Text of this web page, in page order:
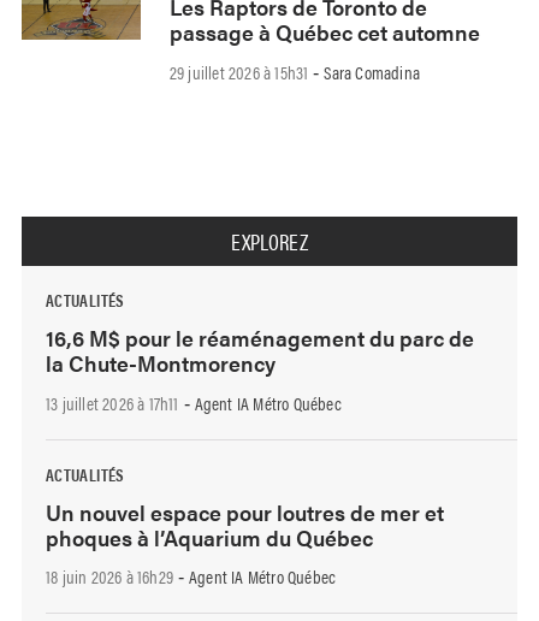
Les Raptors de Toronto de
passage à Québec cet automne
29 juillet 2026 à 15h31 -Sara Comadina
EXPLOREZ
ACTUALITÉS
16,6 M$ pour le réaménagement du parc de
la Chute-Montmorency
13 juillet 2026 à 17h11 - Agent IA Métro Québec
ACTUALITÉS
Un nouvel espace pour loutres de mer et
phoques à l’Aquarium du Québec
18 juin 2026 à 16h29 - Agent IA Métro Québec